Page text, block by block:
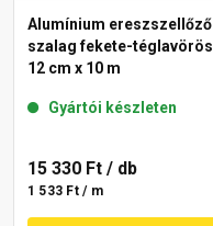
Alumínium ereszszellőző
szalag fekete-téglavörös
12 cm x 10 m
Gyártói készleten
15 330 Ft / db
1 533 Ft / m